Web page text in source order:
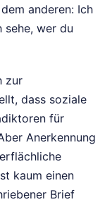
anderen: Ich
sehe, wer du
zur
dass soziale
für
Anerkennung
kaum einen
Brief